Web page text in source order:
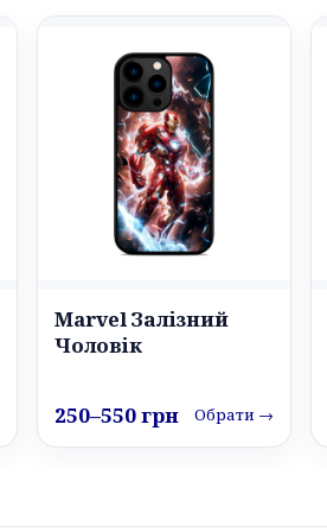
Marvel Залізний
Чоловік
250–550 грн Обрати →